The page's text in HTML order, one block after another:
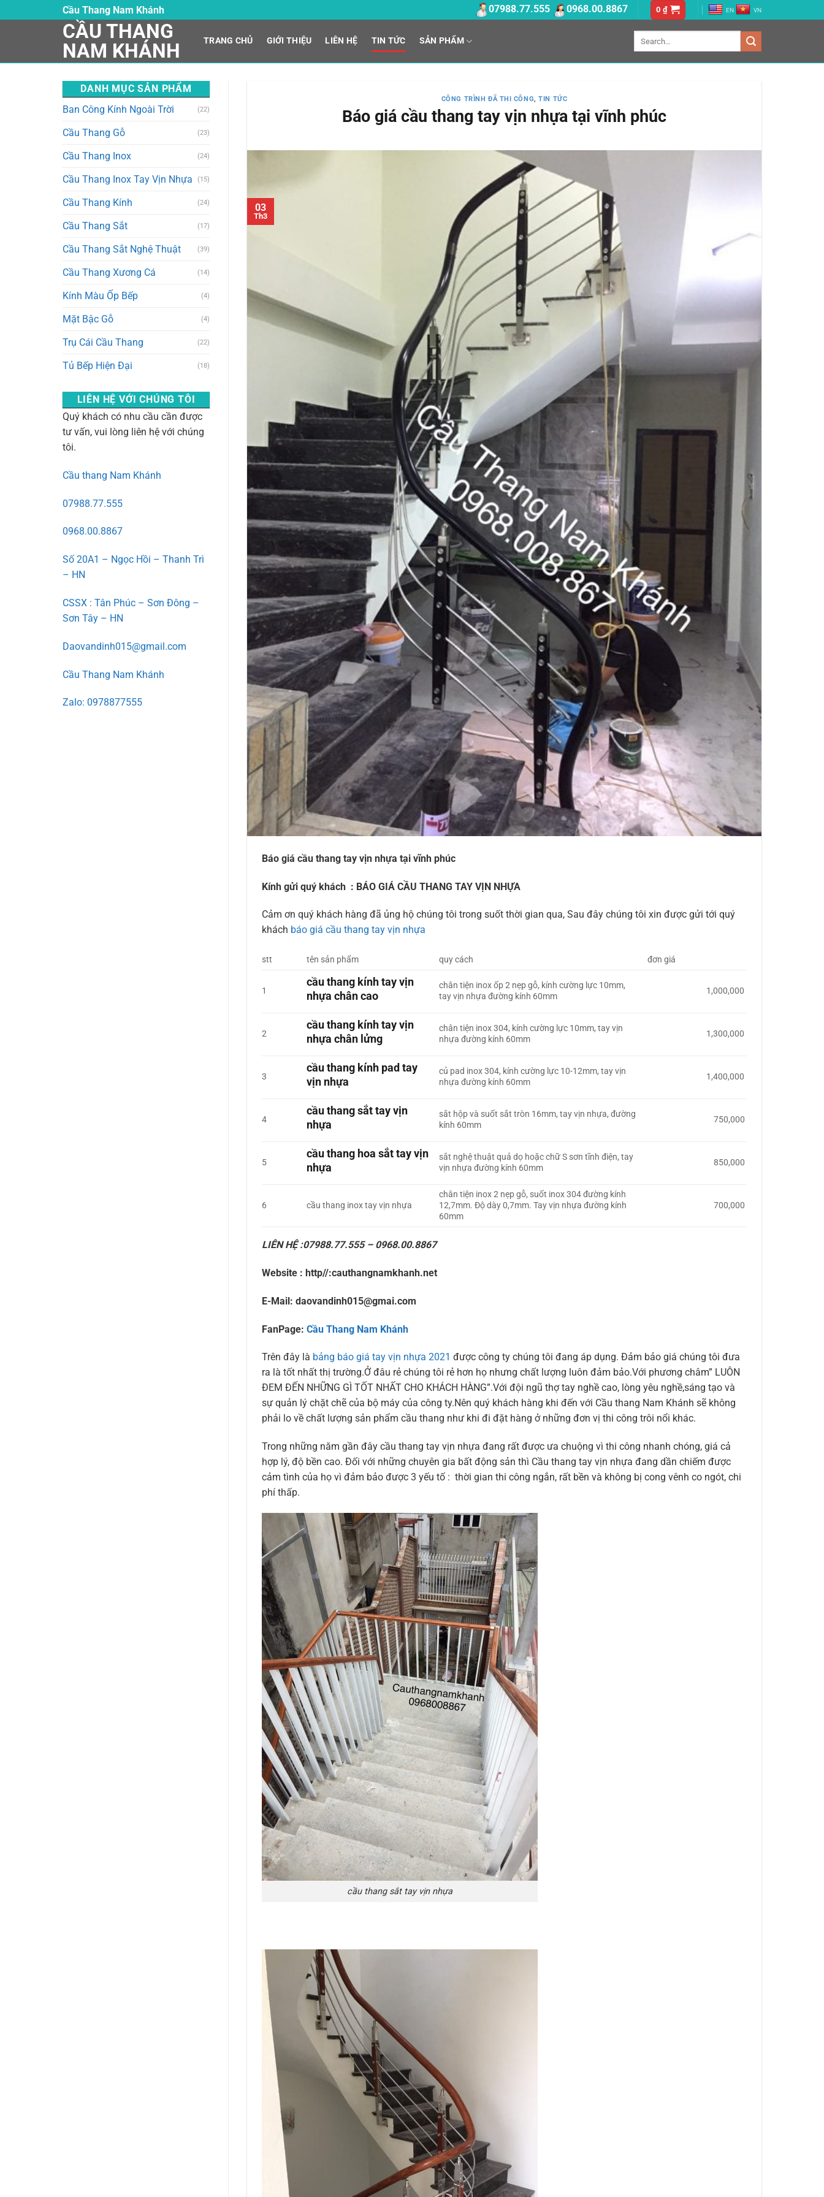
to
Cầu Thang Nam Khánh 07988.77.555 0968.00.8867 0₫ EN VN
CẦU THANG
NAM KHÁNH
TRANG CHỦ GIỚI THIỆU LIÊN HỆ TIN TỨC SẢN PHẨM
DANH MỤC SẢN PHẨM
Ban Công Kính Ngoài Trời
(22)
Cầu Thang Gỗ (23)
Cầu Thang Inox (24)
Cầu Thang Inox Tay Vịn Nhựa (15)
Cầu Thang Kính (24)
Cầu Thang Sắt (17)
Cầu Thang Sắt Nghệ Thuật (39)
Cầu Thang Xương Cá (14)
Kính Màu Ốp Bếp (4)
Mặt Bậc Gỗ (4)
Trụ Cái Cầu Thang (22)
Tủ Bếp Hiện Đại (18)
LIÊN HỆ VỚI CHÚNG TÔI
Quý khách có nhu cầu cần được
tư vấn, vui lòng liên hệ với chúng
tôi.
Cầu thang Nam Khánh
07988.77.555
0968.00.8867
Số 20A1 – Ngọc Hồi – Thanh Trì
– HN
CSSX : Tân Phúc – Sơn Đông –
Sơn Tây – HN
Daovandinh015@gmail.com
Cầu Thang Nam Khánh
Zalo: 0978877555
CÔNG TRÌNH ĐÃ THI CÔNG,TIN TỨC
Báo giá cầu thang tay vịn nhựa tại vĩnh phúc
03
Th3
Báo giá cầu thang tay vịn nhựa tại vĩnh phúc
Kính gửi quý khách : BÁO GIÁ CẦU THANG TAY VỊN NHỰA
Cảm ơn quý khách hàng đã ủng hộ chúng tôi trong suốt thời gian qua, Sau đây chúng tôi xin được gửi tới quý
khách báo giá cầu thang tay vịn nhựa
stt tên sản phẩm quy cách đơn giá
1
cầu thang kính tay vịn
nhựa chân cao
chân tiện inox ốp 2 nẹp gỗ, kính cường lực 10mm,
tay vịn nhựa đường kính 60mm
1,000,000
2
cầu thang kính tay vịn
nhựa chân lửng
chân tiện inox 304, kính cường lực 10mm, tay vịn
nhựa đường kính 60mm
1,300,000
3
cầu thang kính pad tay
vịn nhựa
củ pad inox 304, kính cường lực 10-12mm, tay vịn
nhựa đường kính 60mm
1,400,000
4
cầu thang sắt tay vịn
nhựa
sắt hộp và suốt sắt tròn 16mm, tay vịn nhựa, đường
kính 60mm
750,000
5
cầu thang hoa sắt tay vịn
nhựa
sắt nghệ thuật quả dọ hoặc chữ S sơn tĩnh điện, tay
vịn nhựa đường kính 60mm
850,000
6 cầu thang inox tay vịn nhựa
chân tiện inox 2 nẹp gỗ, suốt inox 304 đường kính
12,7mm. Độ dày 0,7mm. Tay vịn nhựa đường kính
60mm
700,000
LIÊN HỆ :07988.77.555 – 0968.00.8867
Website : http//:cauthangnamkhanh.net
E-Mail: daovandinh015@gmai.com
FanPage: Cầu Thang Nam Khánh
Trên đây là bảng báo giá tay vịn nhựa 2021 được công ty chúng tôi đang áp dụng. Đảm bảo giá chúng tôi đưa
ra là tốt nhất thị trường.Ở đâu rẻ chúng tôi rẻ hơn họ nhưng chất lượng luôn đảm bảo.Với phương châm” LUÔN
ĐEM ĐẾN NHỮNG GÌ TỐT NHẤT CHO KHÁCH HÀNG”.Với đội ngũ thợ tay nghề cao, lòng yêu nghề,sáng tạo và
sự quản lý chặt chẽ của bộ máy của công ty.Nên quý khách hàng khi đến với Cầu thang Nam Khánh sẽ không
phải lo về chất lượng sản phẩm cầu thang như khi đi đặt hàng ở những đơn vị thi công trôi nổi khác.
Trong những năm gần đây cầu thang tay vịn nhựa đang rất được ưa chuộng vì thi công nhanh chóng, giá cả
hợp lý, độ bền cao. Đối với những chuyên gia bất động sản thì Cầu thang tay vịn nhựa đang dần chiếm được
cảm tình của họ vì đảm bảo được 3 yếu tố : thời gian thi công ngắn, rất bền và không bị cong vênh co ngót, chi
phí thấp.
cầu thang sắt tay vịn nhựa